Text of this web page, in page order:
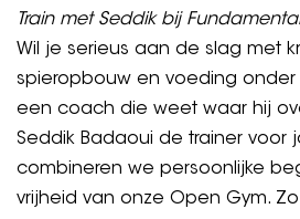
Train met Seddik bij
Wil je serieus aan de slag met
spieropbouw en voeding
een coach die weet waar hij
Seddik Badaoui de trainer voor
combineren we persoonlijke
vrijheid van onze Open Gym.